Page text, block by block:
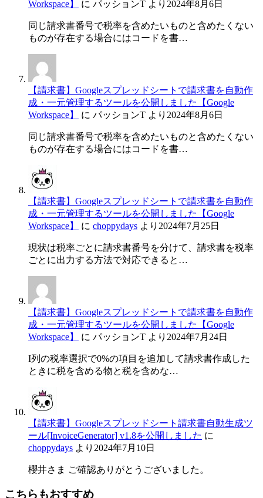
Workspace】 に パッションT より 2024年8月6日
同じ請求書番号で税率を含めたいものと含めたくない
ものが存在する場合にはコードを書…
【請求書】Googleスプレッドシートで請求書を自動作
成・一元管理するツールを公開しました【Google
Workspace】
に パッションT より 2024年8月6日
同じ請求書番号で税率を含めたいものと含めたくない
ものが存在する場合にはコードを書…
【請求書】Googleスプレッドシートで請求書を自動作
成・一元管理するツールを公開しました【Google
Workspace】
に choppydays より 2024年7月25日
現状は税率ごとに請求書番号を分けて、請求書を税率
ごとに出力する方法で対応できると…
【請求書】Googleスプレッドシートで請求書を自動作
成・一元管理するツールを公開しました【Google
Workspace】
に パッションT より 2024年7月24日
I列の税率選択で0%の項目を追加して請求書作成した
ときに税を含める物と税を含めな…
【請求書】Googleスプレッドシート請求書自動生成ツ
ール[InvoiceGenerator] v1.8を公開しました に
choppydays より 2024年7月10日
櫻井さま ご確認ありがとうございました。
こちらもおすすめ